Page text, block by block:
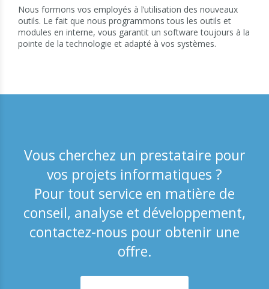
Nous formons vos employés à l’utilisation des nouveaux
outils. Le fait que nous programmons tous les outils et
modules en interne, vous garantit un software toujours à la
pointe de la technologie et adapté à vos systèmes.
Vous cherchez un prestataire pour
vos projets informatiques ?
Pour tout service en matière de
conseil, analyse et développement,
contactez-nous pour obtenir une
offre.